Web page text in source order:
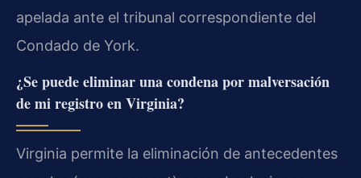
apelada ante el tribunal correspondiente del
Condado de York.
¿Se puede eliminar una condena por malversación
de mi registro en Virginia?
Virginia permite la eliminación de antecedentes